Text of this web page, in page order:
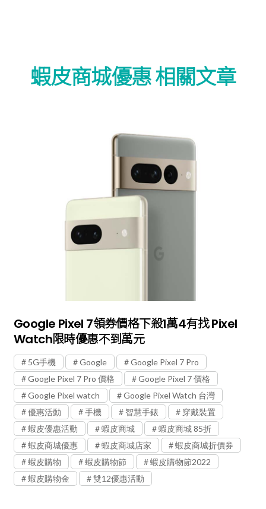
蝦皮商城優惠 相關文章
Google Pixel 7領券價格下殺1萬4有找 Pixel
Watch限時優惠不到萬元
5G手機 Google
Google Pixel 7 Pro
Google Pixel 7 Pro 價格
Google Pixel 7 價格
Google Pixel watch
Google Pixel Watch 台灣
優惠活動
手機 智慧手錶
穿戴裝置
蝦皮優惠活動
蝦皮商城
蝦皮商城 85折
蝦皮商城優惠
蝦皮商城店家
蝦皮商城折價券
蝦皮購物
蝦皮購物節
蝦皮購物節2022
蝦皮購物金
雙12優惠活動